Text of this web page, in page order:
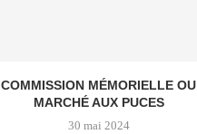
COMMISSION MÉMORIELLE OU
MARCHÉ AUX PUCES
30 mai 2024